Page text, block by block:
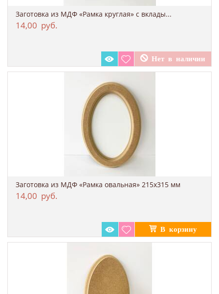
Заготовка из МДФ «Рамка круглая» с вклады...
14,00 руб.
Заготовка из МДФ «Рамка овальная» 215x315 мм
14,00 руб.